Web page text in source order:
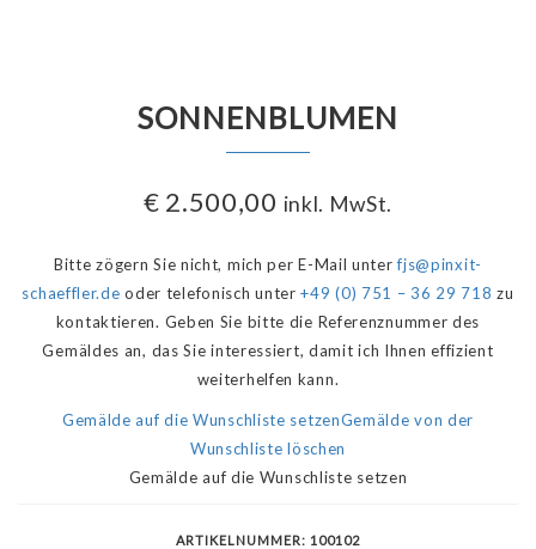
SONNENBLUMEN
€ 2.500,00 inkl. MwSt.
Bitte zögern Sie nicht, mich per E-Mail unterfjs@pinxit-
schaeffler.de oder telefonisch unter+49 (0) 751 – 36 29 718 zu
kontaktieren. Geben Sie bitte die Referenznummer des
Gemäldes an, das Sie interessiert, damit ich Ihnen effizient
weiterhelfen kann.
Gemälde auf die Wunschliste setzenGemälde von der
Wunschliste löschen
Gemälde auf die Wunschliste setzen
ARTIKELNUMMER: 100102